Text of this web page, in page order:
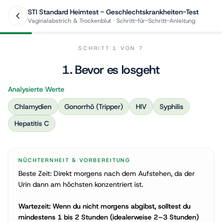
STI Standard Heimtest - Geschlechtskrankheiten-Test
Vaginalabstrich & Trockenblut · Schritt-für-Schritt-Anleitung
SCHRITT 1 VON 7
1.Bevor es losgeht
Analysierte Werte
Chlamydien
Gonorrhö (Tripper) HIV
Syphilis
Hepatitis C
NÜCHTERNHEIT & VORBEREITUNG
Beste Zeit: Direkt morgens nach dem Aufstehen, da der
Urin dann am höchsten konzentriert ist.
Wartezeit: Wenn du nicht morgens abgibst, solltest du
mindestens 1 bis 2 Stunden (idealerweise 2–3 Stunden)
Warenkorb. Für Reichweitenmessung (Vercel Web Analytics) und
für marketingbezogene Auswertung (Meta Pixel) benötigen wir
Notwendig